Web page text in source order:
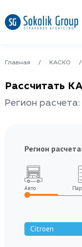
Главная КАСКО
Рассчитать
Регион
Регион расчета:
Авто
Citroen